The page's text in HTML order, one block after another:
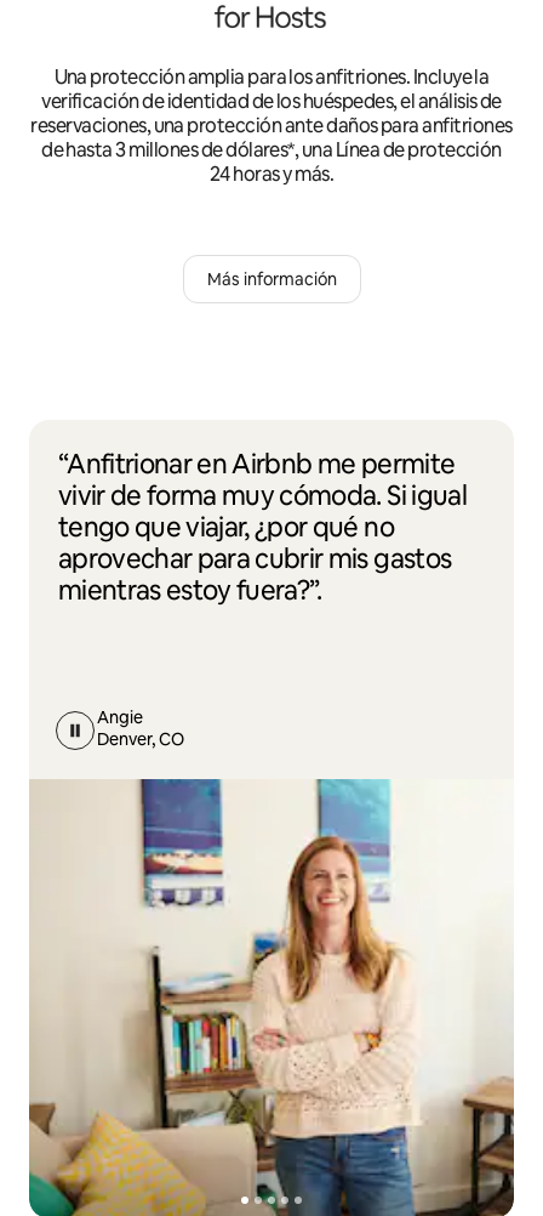
Una protección amplia para los anfitriones. Incluye la
verificación de identidad de los huéspedes, el análisis de
reservaciones, una protección ante daños para anfitriones
de hasta 3 millones de dólares*, una Línea de protección
24 horas y más.
Más información
“Anfitrionar en Airbnb me permite
vivir de forma muy cómoda. Si igual
tengo que viajar, ¿por qué no
aprovechar para cubrir mis gastos
mientras estoy fuera?”.
Angie
Denver, CO